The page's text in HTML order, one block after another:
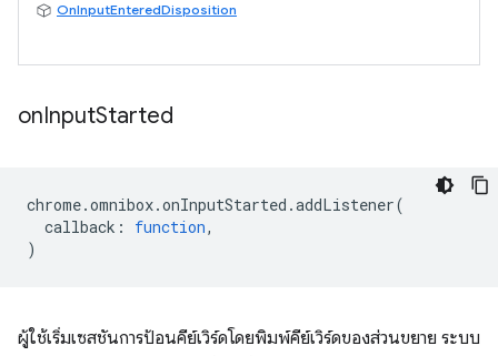
OnInputEnteredDisposition
onInputStarted
chrome.omnibox.onInputStarted .addListener(
callback : function,
)
ผู้ใช้เริ่มเซสชันการป้อนคีย์เวิร์ดโดยพิมพ์คีย์เวิร์ดของส่วนขยาย ระบบ